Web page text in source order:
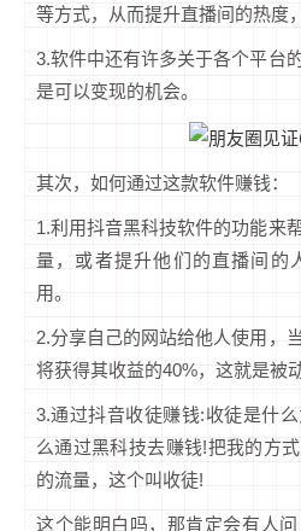
等方式，从而提升直播间的热度
3.软件中还有许多关于各个平台
是可以变现的机会。
其次，如何通过这款软件赚钱：
1.利用抖音黑科技软件的功能来
量，或者提升他们的直播间的
用。
2.分享自己的网站给他人使用，
将获得其收益的40%，这就是被
3.通过抖音收徒赚钱:收徒是什
么通过黑科技去赚钱!把我的方
的流量，这个叫收徒!
这个能明白吗，那肯定会有人